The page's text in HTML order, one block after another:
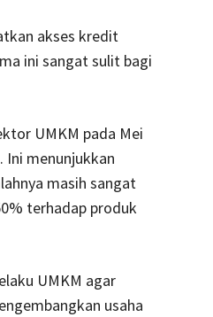
akses kredit
ini sangat sulit bagi
UMKM pada Mei
Ini menunjukkan
masih sangat
terhadap produk
UMKM agar
usaha